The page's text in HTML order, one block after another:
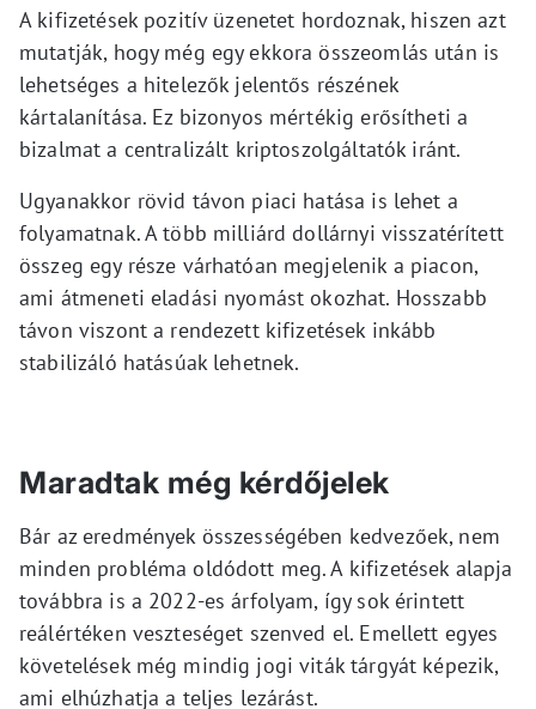
A kifizetések pozitív üzenetet hordoznak, hiszen azt
mutatják, hogy még egy ekkora összeomlás után is
lehetséges a hitelezők jelentős részének
kártalanítása. Ez bizonyos mértékig erősítheti a
bizalmat a centralizált kriptoszolgáltatók iránt.
Ugyanakkor rövid távon piaci hatása is lehet a
folyamatnak. A több milliárd dollárnyi visszatérített
összeg egy része várhatóan megjelenik a piacon,
ami átmeneti eladási nyomást okozhat. Hosszabb
távon viszont a rendezett kifizetések inkább
stabilizáló hatásúak lehetnek.
Maradtak még kérdőjelek
Bár az eredmények összességében kedvezőek, nem
minden probléma oldódott meg. A kifizetések alapja
továbbra is a 2022-es árfolyam, így sok érintett
reálértéken veszteséget szenved el. Emellett egyes
követelések még mindig jogi viták tárgyát képezik,
ami elhúzhatja a teljes lezárást.